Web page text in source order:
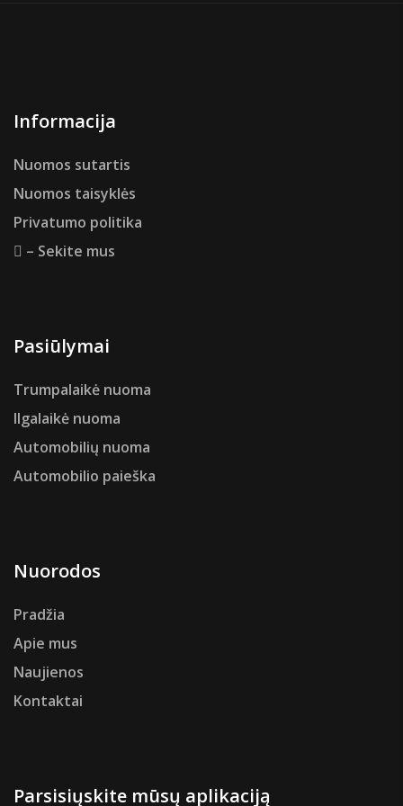
Informacija
Nuomos sutartis
Nuomos taisyklės
Privatumo politika
– Sekite mus
Pasiūlymai
Trumpalaikė nuoma
Ilgalaikė nuoma
Automobilių nuoma
Automobilio paieška
Nuorodos
Pradžia
Apie mus
Naujienos
Kontaktai
Parsisiųskite mūsų aplikaciją